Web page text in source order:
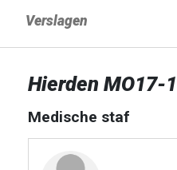
Verslagen
Hierden MO17-1
Medische staf